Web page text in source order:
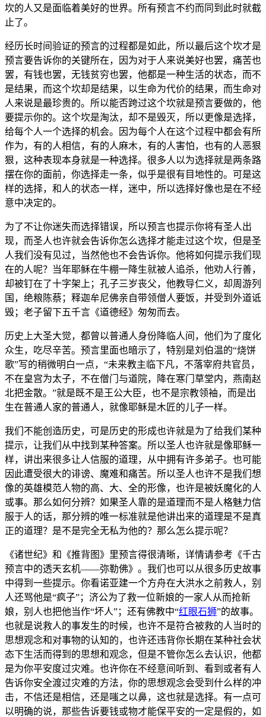
坎的人又是面临着美好的世界。所有预言不约而同到此时就截
止了。
经历长时间验证的预言的过程都是如此，所以最后这个坎才是
预言要告诉你的关键所在，因为对于人来说美好也罢，痛苦也
罢，有钱也罢，无钱贫穷也罢，他都是一种生活的状态，而不
是结果，而这个坎却是结果，以生命为代价的结果，而生命对
人来说是最珍贵的。所以能否跨过这个坎就是预言要做的，他
要提示你的。这个坎是淘汰，却不是毁灭，所以更像是选择，
给每个人一个选择的机会。因为每个人在这个过程中都会有所
作为，有的人相信，有的人麻木，有的人害怕，也有的人恶狠
狠，这种表现本身就是一种选择。很多人以为选择就是两条路
摆在你的面前，你选择走一条，似乎是很有目地性的。可是这
样的选择，和人的状态一样，迷中，所以选择好像也是在不经
意中决定的。
为了不让你迷失而选择错误，所以预言也提示你将有圣人出
现，而圣人也许就会告诉你怎么选择才能走过这个坎，但是圣
人我们没有见过，当然他也不会告诉你。他将如何提示我们现
在的人呢？当年耶稣在牛棚一降生就被人追杀，他劝人行善，
却被钉在了十字架上；孔子三岁丧父，他教导仁义，却周游列
国，绝粮陈蔡；释迦牟尼佛亲自带领僧人要饭，并受到外道诋
毁；老子留下五千言《道德经》匆匆而去。
历史上大圣大觉，都曾以普通人身份降临人间，他们为了度化
众生，吃尽辛苦。预言里面也暗示了，特别是刘伯温的“烧饼
歌”写的稍微明白一点，“未来教主临下凡，不落宰府共官员，
不在皇宫为太子，不在僧门与道院，降在寒门草堂内，燕南赵
北把金散。”就是既不是王公大臣，也不是宗教领袖，而是出
生在普通人家的普通人，就像耶稣是木匠的儿子一样。
我们不能创造历史，可是历史的形成也许就是为了给我们某种
提示，让我们从中找到某种答案。所以圣人也许就是像耶稣一
样，讲出来很多让人信服的道理，从中拥有许多弟子。也可能
因此遭受很大的诽谤、魔难和痛苦。所以圣人也许不是我们想
像的英雄模范人物的高、大、全的形像，也许是被妖魔化的人
或事。那么如何分辨？如果圣人靠的是道理而不是人格魅力信
服于人的话，那分辨的唯一标准就是他讲出来的道理是不是真
正的道理？是不是完全无私为他的？那么怎么提示呢？
《诸世纪》和《推背图》里预言得很清晰，详情请参考《千古
预言中的透天玄机——弥勒佛》。我们也可以从很多历史故事
中得到一些提示。你看诺亚建一个方舟在大洪水之前救人，别
人还骂他是“疯子”；济公为了救一位新娘的一家人从而抢新
娘，别人也把他当作“坏人”；还有佛教中“红眼石狮”的故事。
也就是说救人的事发生的时候，也许不是符合被救的人当时的
思想观念和对事物的认知的，也许还违背你长期在某种社会状
态下生活而得到的思想和观念，但是不管你怎么去认识，他都
是为你平安度过灾难。也许你在不经意间听到、看到或者有人
告诉你安全渡过灾难的方法，你的思想观念会受到什么样的冲
击，不信还是相信，还是嗤之以鼻，这也就是选择。有一点可
以明确的说，那些告诉要钱或物才能保平安的一定是假的，如